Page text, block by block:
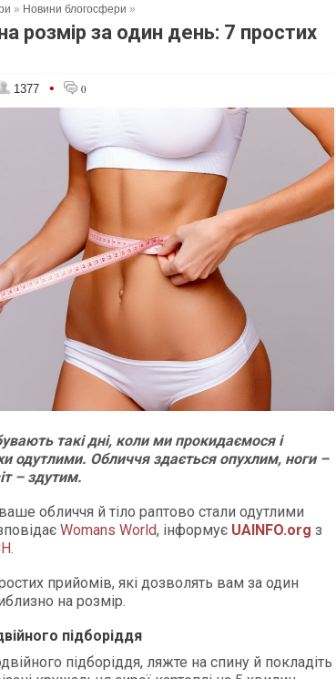
» Новини блогосфери »
розмір за один день: 7 простих
1377 • 0
такі дні, коли ми прокидаємося і
одутлими. Обличчя здається опухлим, ноги –
– здутим.
обличчя й тіло раптово стали одутлими
Womans World, інформує UAINFO.org з
.
прийомів, які дозволять вам за один
на розмір.
підборіддя
підборіддя, ляжте на спину й покладіть